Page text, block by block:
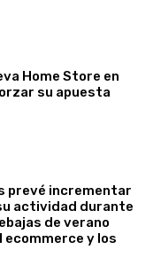
Home Store en
su apuesta
prevé incrementar
actividad durante
de verano
ecommerce y los